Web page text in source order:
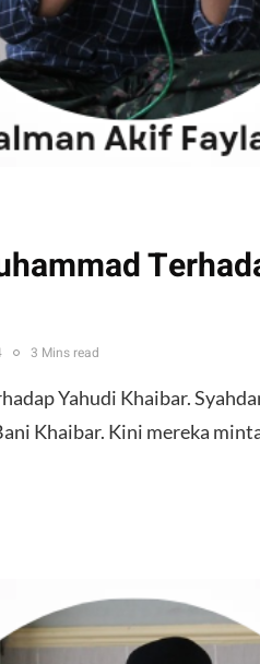
3 Mins read
Yahudi Khaibar.
Khaibar. Kini mereka